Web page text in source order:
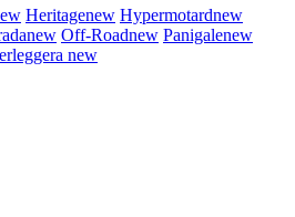
Heritagenew Hypermotardnew
new Off-Roadnew Panigalenew
new